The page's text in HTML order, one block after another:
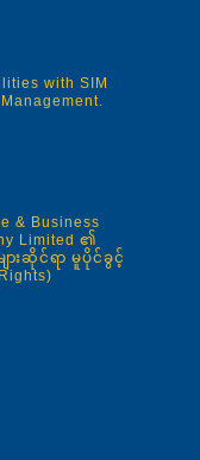
with SIM
& Business
Limited ၏
းဆိုင်ရာ မူပိုင်ခွင့်